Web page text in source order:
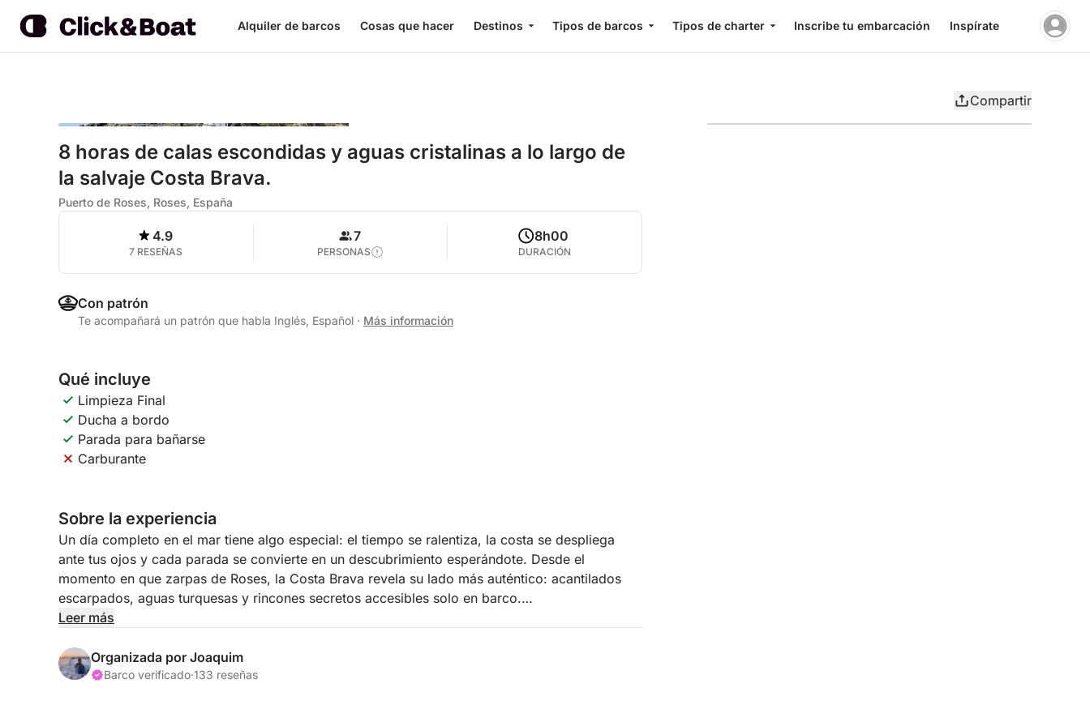
Alquiler de barcos Cosas que hacer Destinos Tipos de barcos Tipos de charter Inscribe tu embarcación Inspírate
Compartir
8 horas de calas escondidas y aguas cristalinas a lo largo de
la salvaje Costa Brava.
Puerto de Roses, Roses, España
4.9
7 RESEÑAS
7
PERSONAS
8h00
DURACIÓN
Con patrón
Te acompañará un patrón que habla Inglés, Español · Más información
Qué incluye
Limpieza Final
Ducha a bordo
Parada para bañarse
Carburante
Sobre la experiencia
Un día completo en el mar tiene algo especial: el tiempo se ralentiza, la costa se despliega
ante tus ojos y cada parada se convierte en un descubrimiento esperándote. Desde el
momento en que zarpas de Roses, la Costa Brava revela su lado más auténtico: acantilados
escarpados, aguas turquesas y rincones secretos accesibles solo en barco.
Mediterráneo, fondear donde te parezca adecuado y diseñar el día a tu gusto. Tu ruta no está
preestablecida; la planificaréis juntos antes de la salida, creando un viaje personalizado según
Leer más
Organizada por Joaquim
Barco verificado·133 reseñas